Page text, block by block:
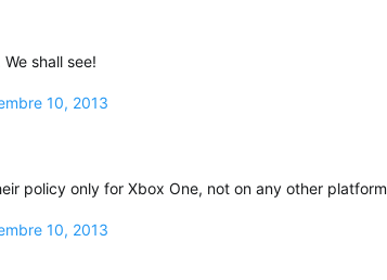
shall see!
10, 2013
policy only for Xbox One, not on any other platform
10, 2013